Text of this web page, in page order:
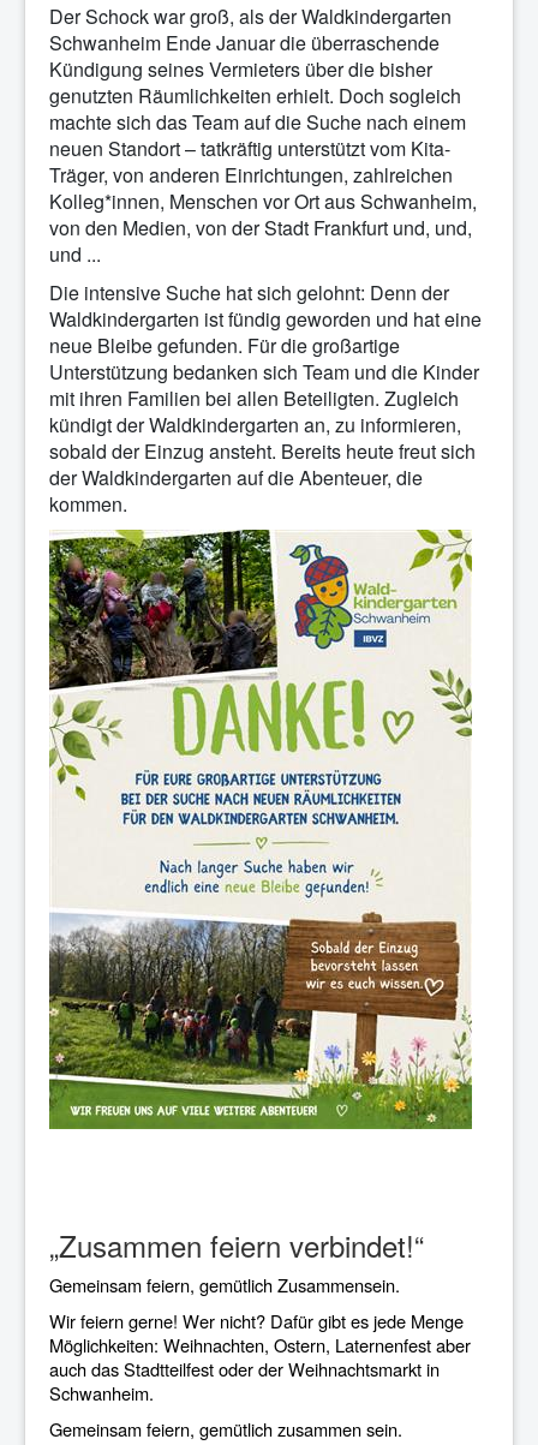
Der Schock war groß, als der Waldkindergarten
Schwanheim Ende Januar die überraschende
Kündigung seines Vermieters über die bisher
genutzten Räumlichkeiten erhielt. Doch sogleich
machte sich das Team auf die Suche nach einem
neuen Standort – tatkräftig unterstützt vom Kita-
Träger, von anderen Einrichtungen, zahlreichen
Kolleg*innen, Menschen vor Ort aus Schwanheim,
von den Medien, von der Stadt Frankfurt und, und,
und ...
Die intensive Suche hat sich gelohnt: Denn der
Waldkindergarten ist fündig geworden und hat eine
neue Bleibe gefunden. Für die großartige
Unterstützung bedanken sich Team und die Kinder
mit ihren Familien bei allen Beteiligten. Zugleich
kündigt der Waldkindergarten an, zu informieren,
sobald der Einzug ansteht. Bereits heute freut sich
der Waldkindergarten auf die Abenteuer, die
kommen.
„Zusammen feiern verbindet!“
Gemeinsam feiern, gemütlich Zusammensein.
Wir feiern gerne! Wer nicht? Dafür gibt es jede Menge
Möglichkeiten: Weihnachten, Ostern, Laternenfest aber
auch das Stadtteilfest oder der Weihnachtsmarkt in
Schwanheim.
Gemeinsam feiern, gemütlich zusammen sein.